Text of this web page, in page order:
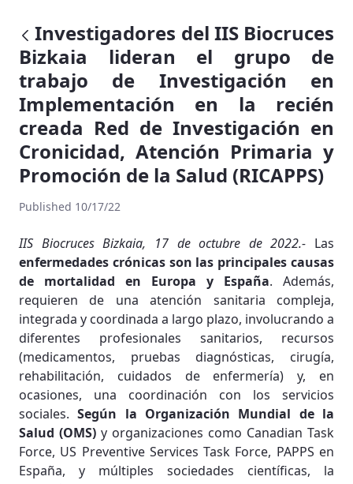
Investigadores del IIS Biocruces
Bizkaia lideran el grupo de
trabajo de Investigación en
Implementación en la recién
creada Red de Investigación en
Cronicidad, Atención Primaria y
Promoción de la Salud (RICAPPS)
Published 10/17/22
IIS Biocruces Bizkaia, 17 de octubre de 2022.- Las
enfermedades crónicas son las principales causas
de mortalidad en Europa y España. Además,
requieren de una atención sanitaria compleja,
integrada y coordinada a largo plazo, involucrando a
diferentes profesionales sanitarios, recursos
(medicamentos, pruebas diagnósticas, cirugía,
rehabilitación, cuidados de enfermería) y, en
ocasiones, una coordinación con los servicios
sociales.Según la Organización Mundial de la
Salud (OMS) y organizaciones como Canadian Task
Force, US Preventive Services Task Force, PAPPS en
España, y múltiples sociedades científicas, la